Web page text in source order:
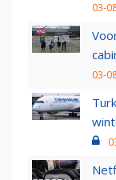
03-
03-